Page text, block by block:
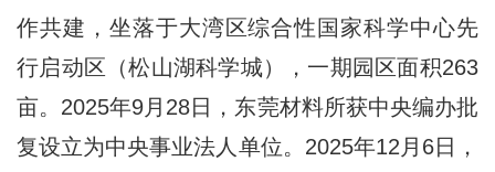
作共建，坐落于大湾区综合性国家科学中心先
行启动区（松山湖科学城），一期园区面积263
亩。2025年9月28日，东莞材料所获中央编办批
复设立为中央事业法人单位。2025年12月6日，